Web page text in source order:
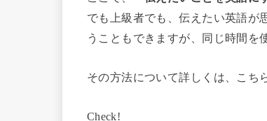
でも上級者でも、伝えたい英語が
うこともできますが、同じ時間を
その方法について詳しくは、こち
Check!